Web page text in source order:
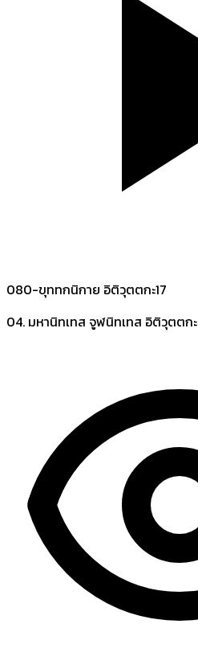
080-ขุททกนิกาย อิติวุตตกะ17
04. มหานิทเทส จูฬนิทเทส อิติวุตตกะ